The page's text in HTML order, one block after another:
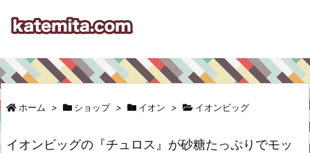
ホーム > ショップ > イオン > イオンビッグ
イオンビッグの『チュロス』が砂糖たっぷりでモッ